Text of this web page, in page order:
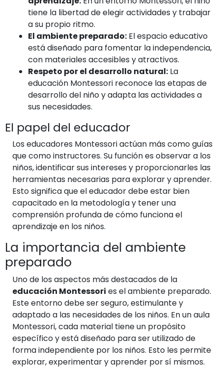
tiene la libertad de elegir actividades y trabajar
a su propio ritmo.
El ambiente preparado: El espacio educativo
está diseñado para fomentar la independencia,
con materiales accesibles y atractivos.
Respeto por el desarrollo natural: La
educación Montessori reconoce las etapas de
desarrollo del niño y adapta las actividades a
sus necesidades.
El papel del educador
Los educadores Montessori actúan más como guías
que como instructores. Su función es observar a los
niños, identificar sus intereses y proporcionarles las
herramientas necesarias para explorar y aprender.
Esto significa que el educador debe estar bien
capacitado en la metodología y tener una
comprensión profunda de cómo funciona el
aprendizaje en los niños.
La importancia del ambiente
preparado
Uno de los aspectos más destacados de la
educación Montessori es el ambiente preparado.
Este entorno debe ser seguro, estimulante y
adaptado a las necesidades de los niños. En un aula
Montessori, cada material tiene un propósito
específico y está diseñado para ser utilizado de
forma independiente por los niños. Esto les permite
explorar, experimentar y aprender por sí mismos.